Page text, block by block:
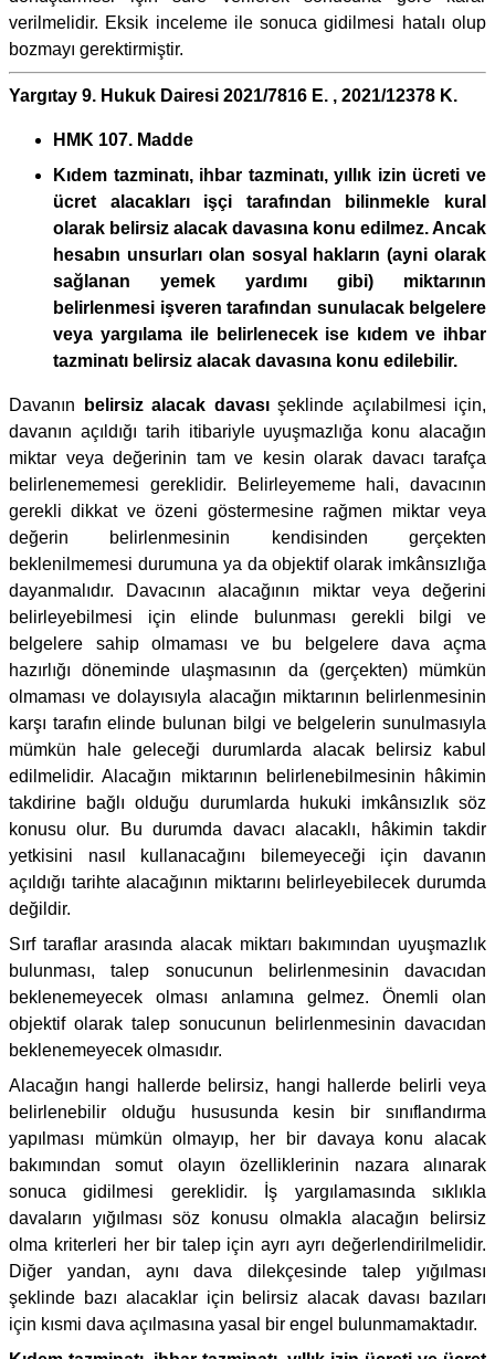
verilmelidir. Eksik inceleme ile sonuca gidilmesi hatalı olup
bozmayı gerektirmiştir.
Yargıtay 9. Hukuk Dairesi 2021/7816 E. , 2021/12378 K.
HMK 107. Madde
Kıdem tazminatı, ihbar tazminatı, yıllık izin ücreti ve
ücret alacakları işçi tarafından bilinmekle kural
olarak belirsiz alacak davasına konu edilmez. Ancak
hesabın unsurları olan sosyal hakların (ayni olarak
sağlanan yemek yardımı gibi) miktarının
belirlenmesi işveren tarafından sunulacak belgelere
veya yargılama ile belirlenecek ise kıdem ve ihbar
tazminatı belirsiz alacak davasına konu edilebilir.
Davanın belirsiz alacak davasışeklinde açılabilmesi için,
davanın açıldığı tarih itibariyle uyuşmazlığa konu alacağın
miktar veya değerinin tam ve kesin olarak davacı tarafça
belirlenememesi gereklidir. Belirleyememe hali, davacının
gerekli dikkat ve özeni göstermesine rağmen miktar veya
değerin belirlenmesinin kendisinden gerçekten
beklenilmemesi durumuna ya da objektif olarak imkânsızlığa
dayanmalıdır. Davacının alacağının miktar veya değerini
belirleyebilmesi için elinde bulunması gerekli bilgi ve
belgelere sahip olmaması ve bu belgelere dava açma
hazırlığı döneminde ulaşmasının da (gerçekten) mümkün
olmaması ve dolayısıyla alacağın miktarının belirlenmesinin
karşı tarafın elinde bulunan bilgi ve belgelerin sunulmasıyla
mümkün hale geleceği durumlarda alacak belirsiz kabul
edilmelidir. Alacağın miktarının belirlenebilmesinin hâkimin
takdirine bağlı olduğu durumlarda hukuki imkânsızlık söz
konusu olur. Bu durumda davacı alacaklı, hâkimin takdir
yetkisini nasıl kullanacağını bilemeyeceği için davanın
açıldığı tarihte alacağının miktarını belirleyebilecek durumda
değildir.
Sırf taraflar arasında alacak miktarı bakımından uyuşmazlık
bulunması, talep sonucunun belirlenmesinin davacıdan
beklenemeyecek olması anlamına gelmez. Önemli olan
objektif olarak talep sonucunun belirlenmesinin davacıdan
beklenemeyecek olmasıdır.
Alacağın hangi hallerde belirsiz, hangi hallerde belirli veya
belirlenebilir olduğu hususunda kesin bir sınıflandırma
yapılması mümkün olmayıp, her bir davaya konu alacak
bakımından somut olayın özelliklerinin nazara alınarak
sonuca gidilmesi gereklidir. İş yargılamasında sıklıkla
davaların yığılması söz konusu olmakla alacağın belirsiz
olma kriterleri her bir talep için ayrı ayrı değerlendirilmelidir.
Diğer yandan, aynı dava dilekçesinde talep yığılması
şeklinde bazı alacaklar için belirsiz alacak davası bazıları
için kısmi dava açılmasına yasal bir engel bulunmamaktadır.